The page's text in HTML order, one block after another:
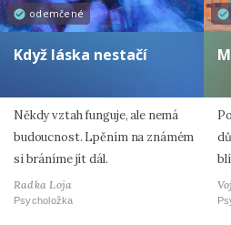
odemčené
Když láska nestačí
Někdy vztah funguje, ale nemá
budoucnost. Lpěním na známém
si bráníme jít dál.
Radka Loja
Psycholožka